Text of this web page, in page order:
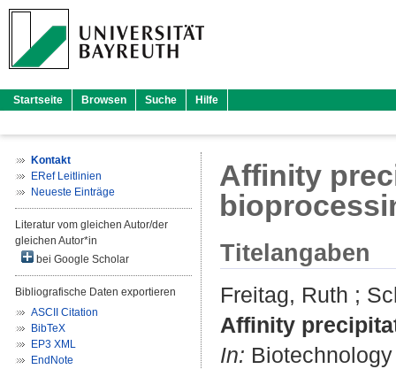
Startseite Browsen Suche Hilfe
Kontakt
ERef Leitlinien
Neueste Einträge
Literatur vom gleichen Autor/der
gleichen Autor*in
bei Google Scholar
Bibliografische Daten exportieren
ASCII Citation
BibTeX
EP3 XML
EndNote
Affinity
Titelangaben
Freitag, Ruth ;
Affinity
In: